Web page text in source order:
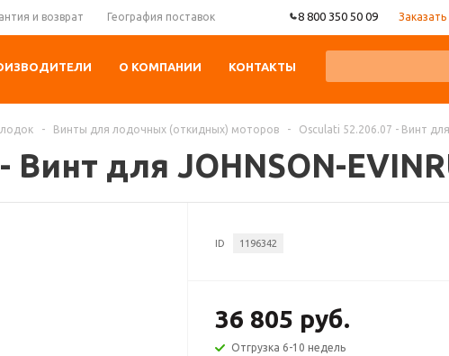
и возврат География поставок 8 800 350 50 09
О КОМПАНИИ КОНТАКТЫ
- Винты для лодочных (откидных) моторов - Osculati 52.206.07 - Винт
Винт для JOHNSON-
ID 1196342
36 805 руб.
Отгрузка 6-10 недель